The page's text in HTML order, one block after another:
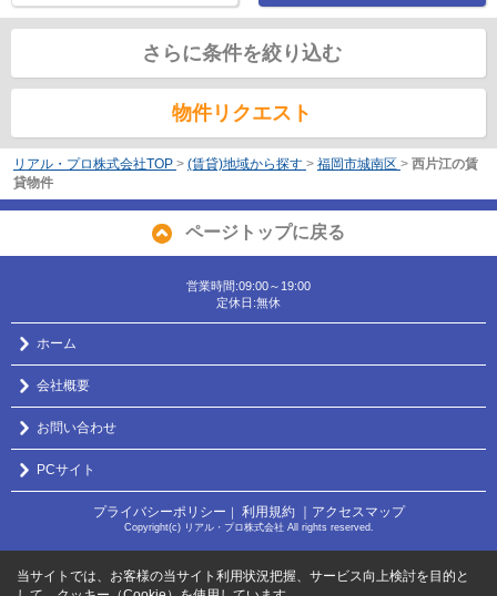
さらに条件を絞り込む
物件リクエスト
リアル・プロ株式会社TOP > (賃貸)地域から探す > 福岡市城南区 > 西片江の賃
貸物件
ページトップに戻る
営業時間:09:00～19:00
定休日:無休
ホーム
会社概要
お問い合わせ
PCサイト
プライバシーポリシー ｜ 利用規約 ｜アクセスマップ
Copyright(c) リアル・プロ株式会社 All rights reserved.
当サイトでは、お客様の当サイト利用状況把握、サービス向上検討を目的と